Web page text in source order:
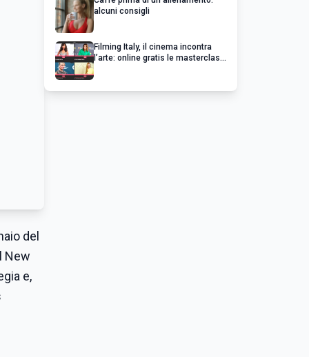
del
New
e,
alcuni consigli
Filming Italy, il cinema incontra
l’arte: online gratis le masterclass